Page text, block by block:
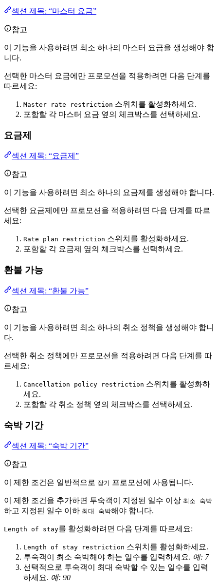
섹션 제목: “마스터 요금”
참고
이 기능을 사용하려면 최소 하나의 마스터 요금을 생성해야 합
니다.
선택한 마스터 요금에만 프로모션을 적용하려면 다음 단계를
따르세요:
Master rate restriction 스위치를 활성화하세요.
포함할 각 마스터 요금 옆의 체크박스를 선택하세요.
요금제
섹션 제목: “요금제”
참고
이 기능을 사용하려면 최소 하나의 요금제를 생성해야 합니다.
선택한 요금제에만 프로모션을 적용하려면 다음 단계를 따르
세요:
Rate plan restriction 스위치를 활성화하세요.
포함할 각 요금제 옆의 체크박스를 선택하세요.
환불 가능
섹션 제목: “환불 가능”
참고
이 기능을 사용하려면 최소 하나의 취소 정책을 생성해야 합니
다.
선택한 취소 정책에만 프로모션을 적용하려면 다음 단계를 따
르세요:
Cancellation policy restriction 스위치를 활성화하
세요.
포함할 각 취소 정책 옆의 체크박스를 선택하세요.
숙박 기간
섹션 제목: “숙박 기간”
참고
이 제한 조건은 일반적으로 장기 프로모션에 사용됩니다.
이 제한 조건을 추가하면 투숙객이 지정된 일수 이상 최소 숙박
하고 지정된 일수 이하 최대 숙박해야 합니다.
Length of stay를 활성화하려면 다음 단계를 따르세요:
Length of stay restriction 스위치를 활성화하세요.
투숙객이 최소 숙박해야 하는 일수를 입력하세요. 예: 7
선택적으로 투숙객이 최대 숙박할 수 있는 일수를 입력
하세요. 예: 90